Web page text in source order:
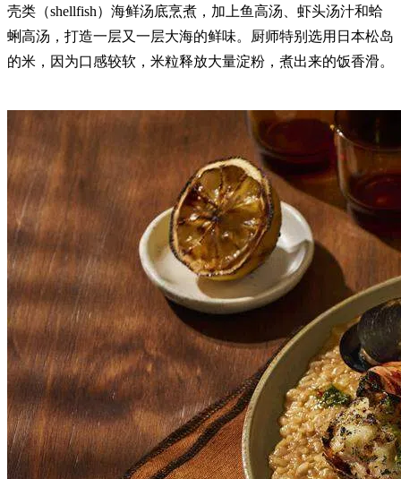
壳类（shellfish）海鲜汤底烹煮，加上鱼高汤、虾头汤汁和蛤
蜊高汤，打造一层又一层大海的鲜味。厨师特别选用日本松岛
的米，因为口感较软，米粒释放大量淀粉，煮出来的饭香滑。